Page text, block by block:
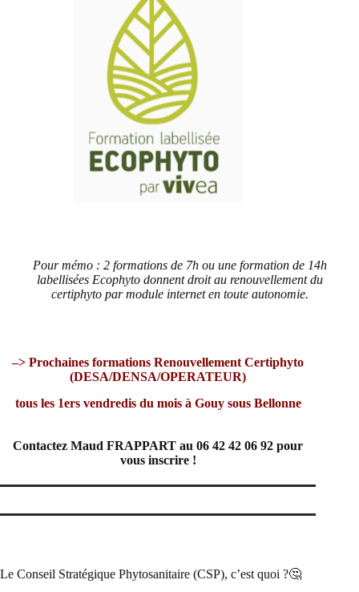
Pour mémo : 2 formations de 7h ou une formation de 14h
labellisées Ecophyto donnent droit au renouvellement du
certiphyto par module internet en toute autonomie.
–> Prochaines formations Renouvellement Certiphyto
(DESA/DENSA/OPERATEUR)
tous les 1ers vendredis du mois à Gouy sous Bellonne
Contactez Maud FRAPPART au 06 42 42 06 92 pour
vous inscrire !
Le Conseil Stratégique Phytosanitaire (CSP), c’est quoi ?🤔